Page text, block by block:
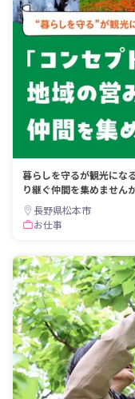
暮らしを守るが観光にな
り継ぐ仲間を集めません
長野県松本市
お仕事